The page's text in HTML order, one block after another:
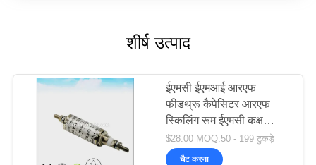
शीर्ष उत्पाद
ईएमसी ईएमआई आरएफ
फीडथ्रू कैपेसिटर आरएफ
स्किलिंग रूम ईएमसी कक्ष
एनीकोइक कक्ष
$28.00 MOQ:50 - 199 टुकड़े
चैट करना